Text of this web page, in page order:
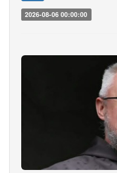
2026-08-06 00:00:00